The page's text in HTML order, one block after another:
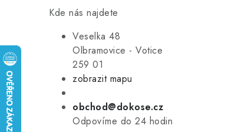
Kde nás najdete
Veselka 48
Olbramovice - Votice
259 01
zobrazit mapu
obchod@dokose.cz
Odpovíme do 24 hodin